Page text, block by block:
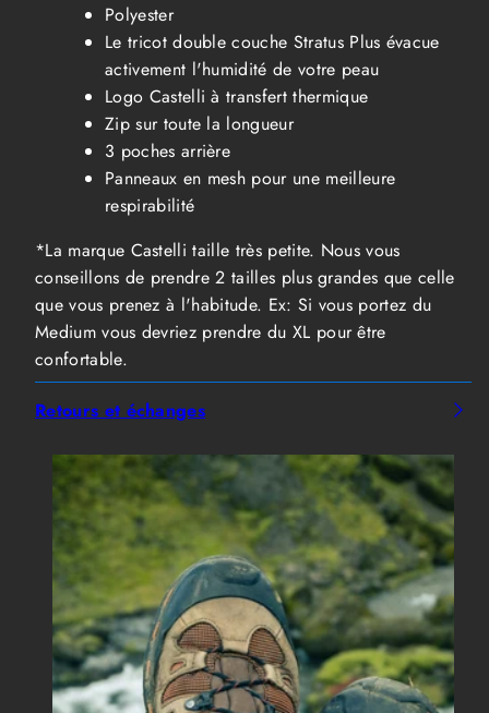
Polyester
Le tricot double couche Stratus Plus évacue
activement l'humidité de votre peau
Logo Castelli à transfert thermique
Zip sur toute la longueur
3 poches arrière
Panneaux en mesh pour une meilleure
respirabilité
*La marque Castelli taille très petite. Nous vous
conseillons de prendre 2 tailles plus grandes que celle
que vous prenez à l'habitude. Ex: Si vous portez du
Medium vous devriez prendre du XL pour être
confortable.
Retours et échanges